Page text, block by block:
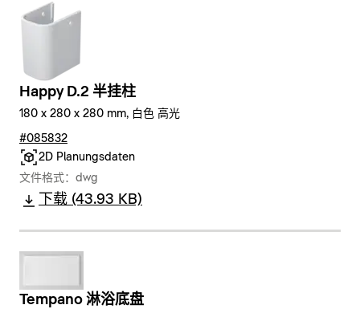
Happy D.2 半挂柱
180 x 280 x 280 mm, 白色 高光
#085832
2D Planungsdaten
文件格式：dwg
下载 (43.93 KB)
Tempano 淋浴底盘